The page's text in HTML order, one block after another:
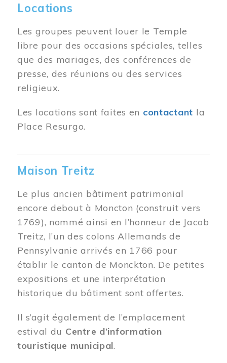
Locations
Les groupes peuvent louer le Temple
libre pour des occasions spéciales, telles
que des mariages, des conférences de
presse, des réunions ou des services
religieux.
Les locations sont faites en contactant la
Place Resurgo.
Maison Treitz
Le plus ancien bâtiment patrimonial
encore debout à Moncton (construit vers
1769), nommé ainsi en l’honneur de Jacob
Treitz, l’un des colons Allemands de
Pennsylvanie arrivés en 1766 pour
établir le canton de Monckton. De petites
expositions et une interprétation
historique du bâtiment sont offertes.
Il s’agit également de l’emplacement
estival du Centre d’information
touristique municipal.